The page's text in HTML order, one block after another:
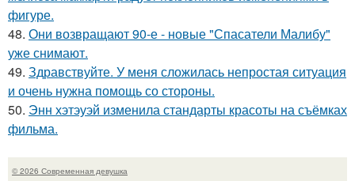
фигуре.
48. Они возвращают 90-е - новые "Спасатели Малибу"
уже снимают.
49. Здравствуйте. У меня сложилась непростая ситуация
и очень нужна помощь со стороны.
50. Энн хэтэуэй изменила стандарты красоты на съёмках
фильма.
© 2026 Современная девушка